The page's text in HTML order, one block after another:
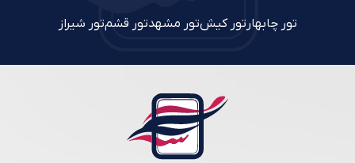
تور چابهار تور کیشتور مشهدتور قشمتور شیراز